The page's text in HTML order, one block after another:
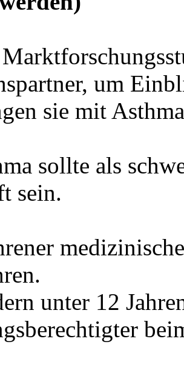
um
sie mit
sollte als
sein.
unter 12